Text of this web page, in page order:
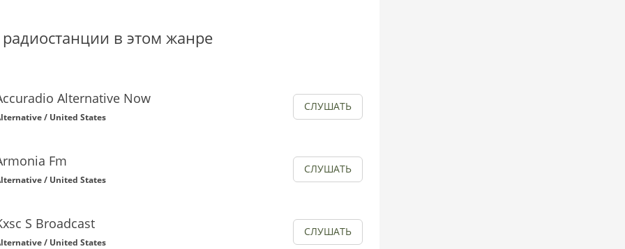
в этом жанре
Alternative Now
/ United States
СЛУШАТЬ
Fm
/ United States
СЛУШАТЬ
S Broadcast
/ United States
СЛУШАТЬ